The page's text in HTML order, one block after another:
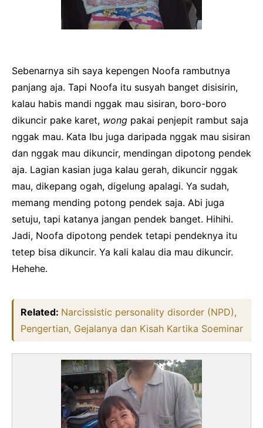
Sebenarnya sih saya kepengen Noofa rambutnya
panjang aja. Tapi Noofa itu susyah banget disisirin,
kalau habis mandi nggak mau sisiran, boro-boro
dikuncir pake karet, wong pakai penjepit rambut saja
nggak mau. Kata Ibu juga daripada nggak mau sisiran
dan nggak mau dikuncir, mendingan dipotong pendek
aja. Lagian kasian juga kalau gerah, dikuncir nggak
mau, dikepang ogah, digelung apalagi. Ya sudah,
memang mending potong pendek saja. Abi juga
setuju, tapi katanya jangan pendek banget. Hihihi.
Jadi, Noofa dipotong pendek tetapi pendeknya itu
tetep bisa dikuncir. Ya kali kalau dia mau dikuncir.
Hehehe.
Related: Narcissistic personality disorder (NPD),
Pengertian, Gejalanya dan Kisah Kartika Soeminar